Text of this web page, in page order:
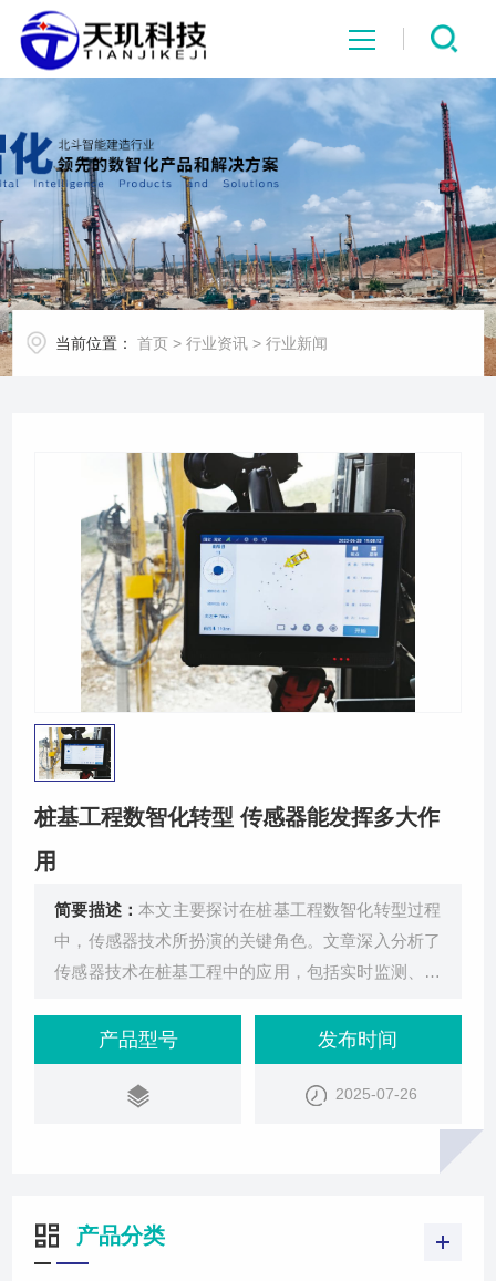
网站首页
系统中心
解决方案
项目案例
行业资讯
关于我们
当前位置： 首页 >行业资讯 >行业新闻
桩基工程数智化转型 传感器能发挥多大作
用
简要描述：本文主要探讨在桩基工程数智化转型过程
中，传感器技术所扮演的关键角色。文章深入分析了
传感器技术在桩基工程中的应用，包括实时监测、数
数智化转型的推动作用。
产品型号 发布时间
2025-07-26
产品分类